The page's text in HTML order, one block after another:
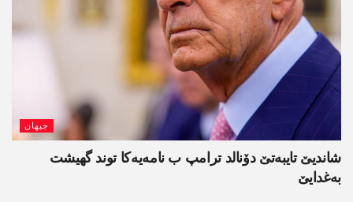
جیھان
شاندیێ تایبەتێ دۆنالد ترامپ ب نامەیەکا توند گھیشت
بەغدایێ